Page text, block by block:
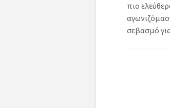
πιο
σεβασμό